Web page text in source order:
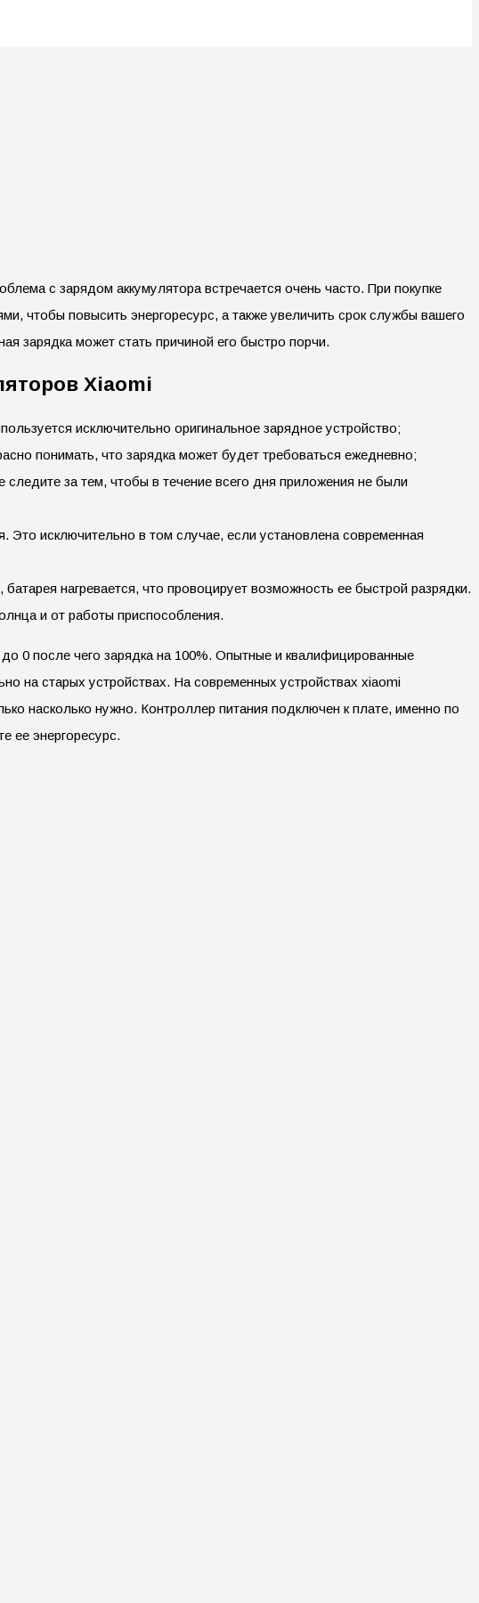
с зарядом аккумулятора встречается очень часто. При покупке
чтобы повысить энергоресурс, а также увеличить срок службы вашего
зарядка может стать причиной его быстро порчи.
Xiaomi
исключительно оригинальное зарядное устройство;
понимать, что зарядка может будет требоваться ежедневно;
за тем, чтобы в течение всего дня приложения не были
исключительно в том случае, если установлена современная
нагревается, что провоцирует возможность ее быстрой разрядки.
и от работы приспособления.
0 после чего зарядка на 100%. Опытные и квалифицированные
на старых устройствах. На современных устройствах xiaomi
насколько нужно. Контроллер питания подключен к плате, именно по
ее энергоресурс.